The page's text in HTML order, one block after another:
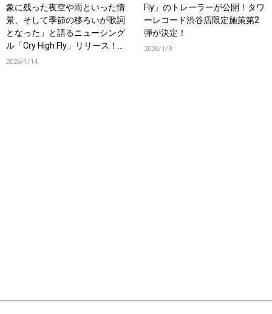
象に残った夜空や雨といった情
景、そして季節の移ろいが歌詞
となった」と語るニューシング
ル「Cry High Fly」リリース！オ
フィシャルインタビューも公
2026/1/14
Fly」のトレーラーが公開！タワ
ーレコード渋谷店限定施策第2
弾が決定！
2026/1/9